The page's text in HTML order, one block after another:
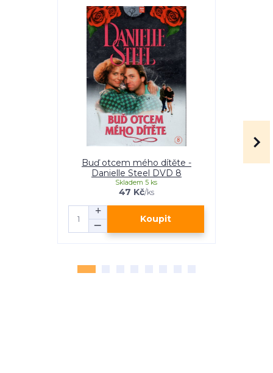
Buď otcem mého dítěte -
Danielle Steel DVD 8
47 Kč/ks
Skladem 5 ks
Koupit
Příběh